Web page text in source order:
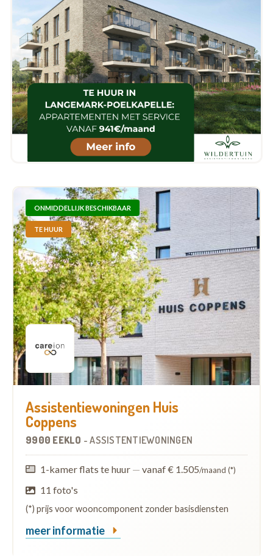
ONMIDDELLIJK BESCHIKBAAR
TE HUUR
Assistentiewoningen Huis
Coppens
9900 EEKLO -ASSISTENTIEWONINGEN
1-kamer flats te huur — vanaf € 1.505/maand (*)
11 foto's
(*) prijs voor wooncomponent zonder basisdiensten
meer informatie